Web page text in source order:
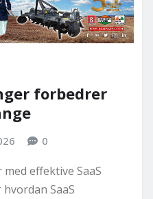
forbedrer
0
effektive SaaS
SaaS